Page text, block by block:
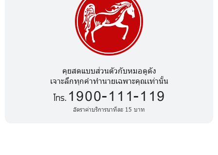
คุยสดแบบส่วนตัวกับหมอดูดัง
เจาะลึกทุกคำทำนายเฉพาะคุณเท่านั้น
โทร. 1900-111-119
อัตราค่าบริการนาทีละ 15 บาท